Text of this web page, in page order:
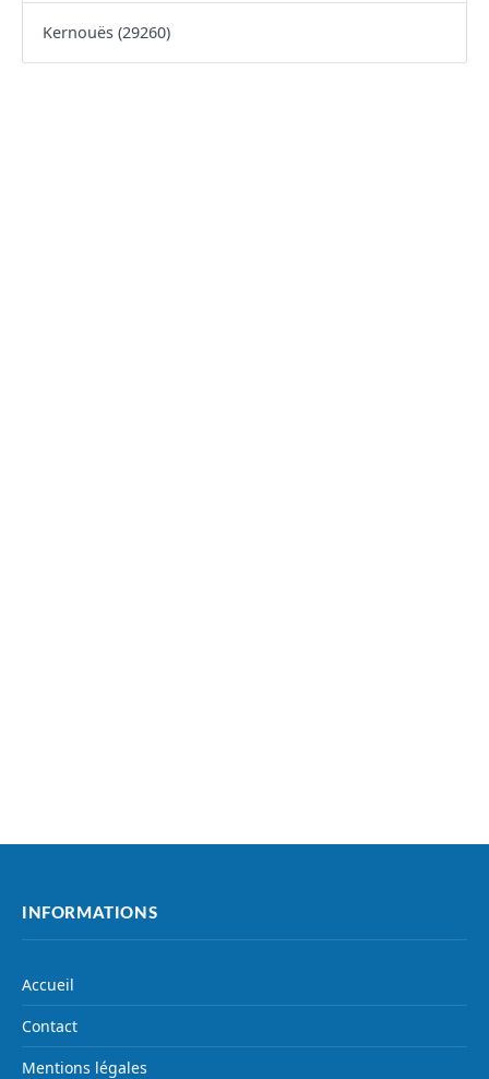
Kernouës (29260)
INFORMATIONS
Accueil
Contact
Mentions légales